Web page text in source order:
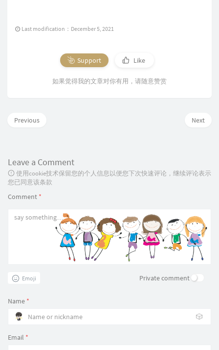
Last modification：December 5, 2021
Support Like
如果觉得我的文章对你有用，请随意赞赏
Next
Previous
Leave a Comment
使用cookie技术保留您的个人信息以便您下次快速评论，继续评论表示
您已同意该条款
Comment *
Emoji Private comment
Name *
🎲
Email *